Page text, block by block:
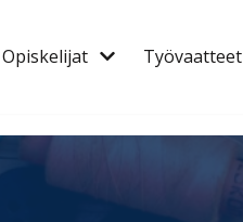
Opiskelijat Työvaatteet